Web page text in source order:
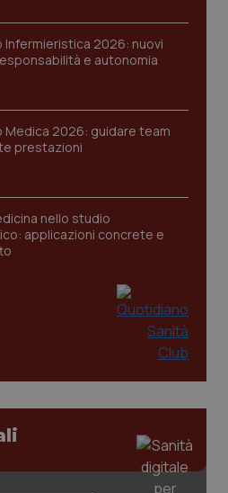
Infermieristica 2026: nuovi
e autonomia
Medica 2026: guidare team
prestazioni
nello studio
applicazioni concrete e